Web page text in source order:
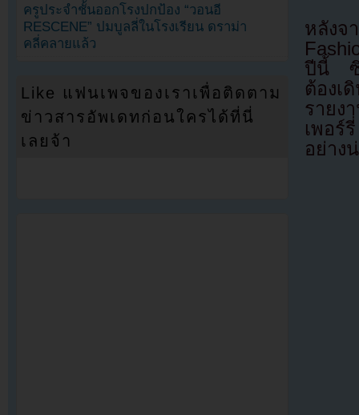
หลังจ
ปีนี้ ซึ่
ต้องเ
รายง
เพอร์
อย่าง
ครูประจำชั้นออกโรงปกป้อง “วอนอี
RESCENE” ปมบูลลี่ในโรงเรียน ดราม่า
คลี่คลายแล้ว
Like แฟนเพจของเราเพื่อติดตาม
ข่าวสารอัพเดทก่อนใครได้ที่นี่
เลยจ้า